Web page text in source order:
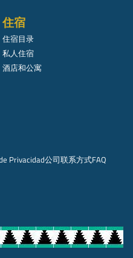
住宿
住宿目录
私人住宿
酒店和公寓
Privacidad公司联系方式FAQ